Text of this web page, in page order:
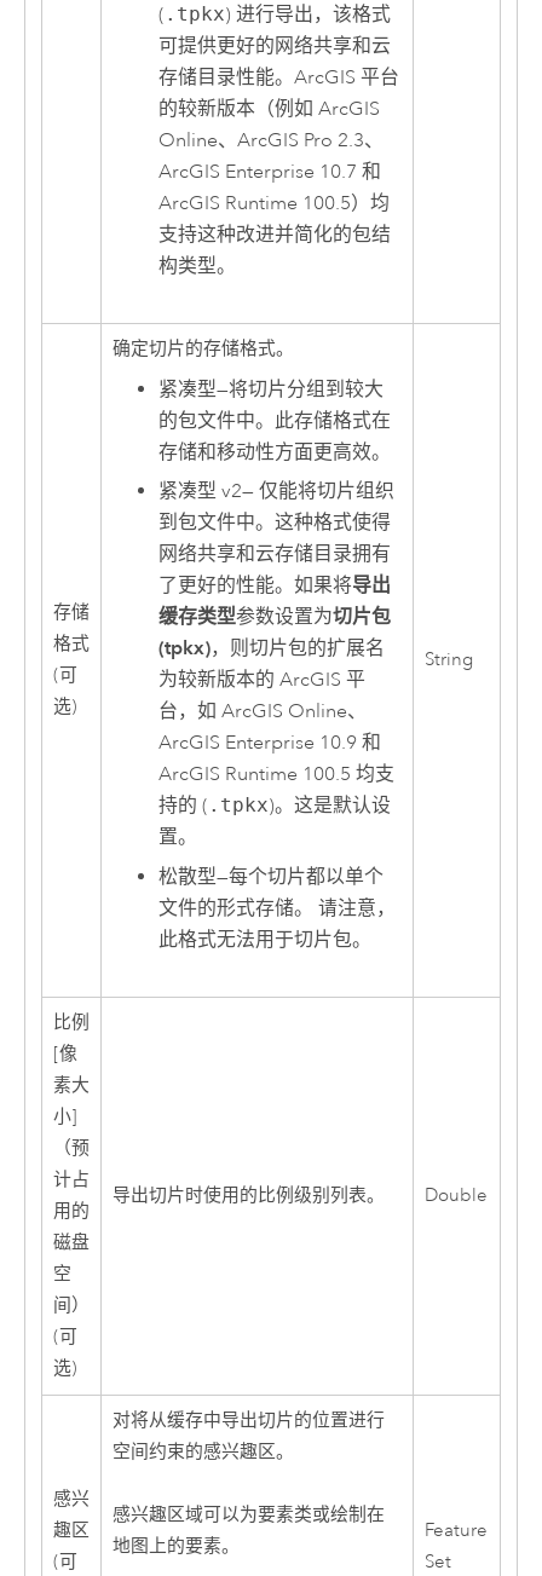
( .tpkx) 进行导出，该格式
可提供更好的网络共享和云
存储目录性能。ArcGIS 平台
的较新版本（例如ArcGIS
Online、ArcGIS Pro 2.3、
ArcGIS Enterprise 10.7 和
ArcGIS Runtime 100.5）均
支持这种改进并简化的包结
构类型。
存储
格式
(可
选)
确定切片的存储格式。
紧凑型—将切片分组到较大
的包文件中。此存储格式在
存储和移动性方面更高效。
紧凑型 v2— 仅能将切片组织
到包文件中。这种格式使得
网络共享和云存储目录拥有
了更好的性能。如果将导出
缓存类型参数设置为切片包
(tpkx)，则切片包的扩展名
为较新版本的 ArcGIS 平
台，如ArcGIS Online、
ArcGIS Enterprise 10.9 和
ArcGIS Runtime 100.5 均支
持的 ( .tpkx)。这是默认设
置。
松散型—每个切片都以单个
文件的形式存储。 请注意，
此格式无法用于切片包。
String
比例
[像
素大
小]
（预
计占
用的
磁盘
空
间）
(可
选)
导出切片时使用的比例级别列表。 Double
感兴
趣区
(可
对将从缓存中导出切片的位置进行
空间约束的感兴趣区。
感兴趣区域可以为要素类或绘制在
地图上的要素。
Feature
Set